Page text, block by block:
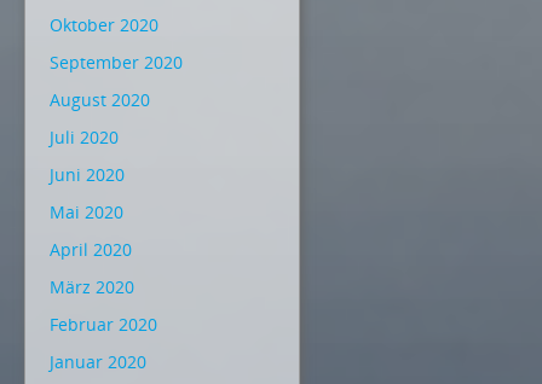
Oktober 2020
September 2020
August 2020
Juli 2020
Juni 2020
Mai 2020
April 2020
März 2020
Februar 2020
Januar 2020